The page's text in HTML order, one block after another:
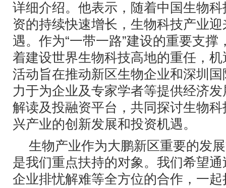
详细介绍。他表示，随着中国生物
资的持续快速增长，生物科技产业
遇。作为“一带一路”建设的重要支撑
着建设世界生物科技高地的重任，
活动旨在推动新区生物企业和深圳
力于为企业及专家学者等提供经济
解读及投融资平台，共同探讨生物
兴产业的创新发展和投资机遇。
生物产业作为大鹏新区重要的发
是我们重点扶持的对象。我们希望
企业排忧解难等全方位的合作，一